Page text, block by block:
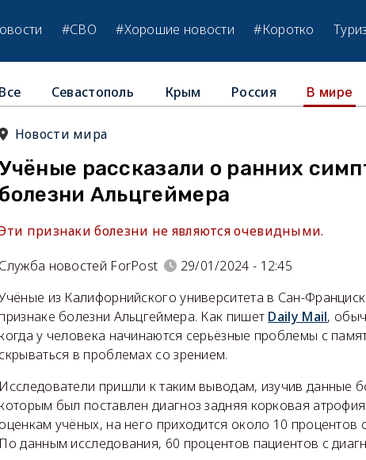
#СВО #Хорошие новости #Коротко
Все Севастополь Крым Россия В мире
Новости мира
рассказали о ранних
болезни Альцгеймера
признаки болезни не являются очевидными.
Служба новостей ForPost
29/01/2024 - 12:45
из Калифорнийского университета в Сан-
признаке болезни Альцгеймера. Как пишет Daily Mail,
когда у человека начинаются серьёзные проблемы с
скрываться в проблемах со зрением.
Исследователи пришли к таким выводам, изучив данные
которым был поставлен диагноз задняя корковая
оценкам учёных, на него приходится около 10 процентов
По данным исследования, 60 процентов пациентов с